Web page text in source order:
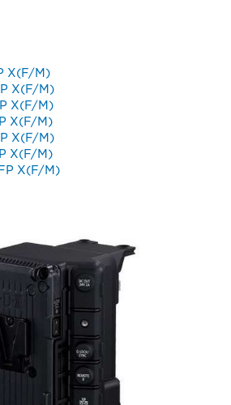
X(F/M)
X(F/M)
X(F/M)
X(F/M)
X(F/M)
X(F/M)
X(F/M)